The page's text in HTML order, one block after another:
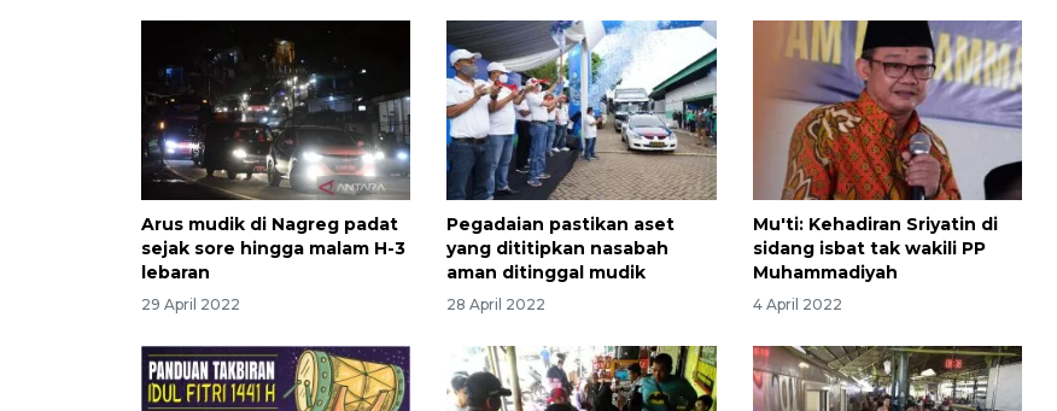
Arus mudik di Nagreg padat
sejak sore hingga malam H-3
lebaran
29 April 2022
Pegadaian pastikan aset
yang dititipkan nasabah
aman ditinggal mudik
28 April 2022
Mu'ti: Kehadiran Sriyatin di
sidang isbat tak wakili PP
Muhammadiyah
4 April 2022